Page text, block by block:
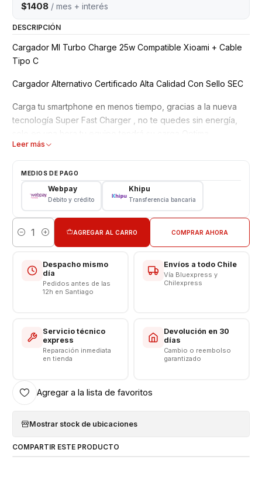
$1408 / mes + interés
DESCRIPCIÓN
Cargador MI Turbo Charge 25w Compatible Xioami + Cable
Tipo C
Cargador Alternativo Certificado Alta Calidad Con Sello SEC
Carga tu smartphone en menos tiempo, gracias a la nueva
tecnología Super Fast Charger , no te quedes sin energía,
Compatible Carga Fast Charger y otros smartphone
Garantía 3 meses
Características
Cargador Salida Tipo C
Cable longitud 1 metro
Entrada: 100 - 240 volt
Carga rápida : 9 volt - 1.8 Amperes
Carga Super Rápida 9.0V= 2.77A
Leer más
MEDIOS DE PAGO
Webpay
Débito y crédito
Khipu
Transferencia bancaria
Cantidad
AGREGAR AL CARRO COMPRAR AHORA
Despacho mismo
día
Pedidos antes de las
12h en Santiago
Envíos a todo Chile
Vía Bluexpress y
Chilexpress
Servicio técnico
express
Reparación inmediata
en tienda
Devolución en 30
días
Cambio o reembolso
garantizado
Agregar a la lista de favoritos
Mostrar stock de ubicaciones
COMPARTIR ESTE PRODUCTO